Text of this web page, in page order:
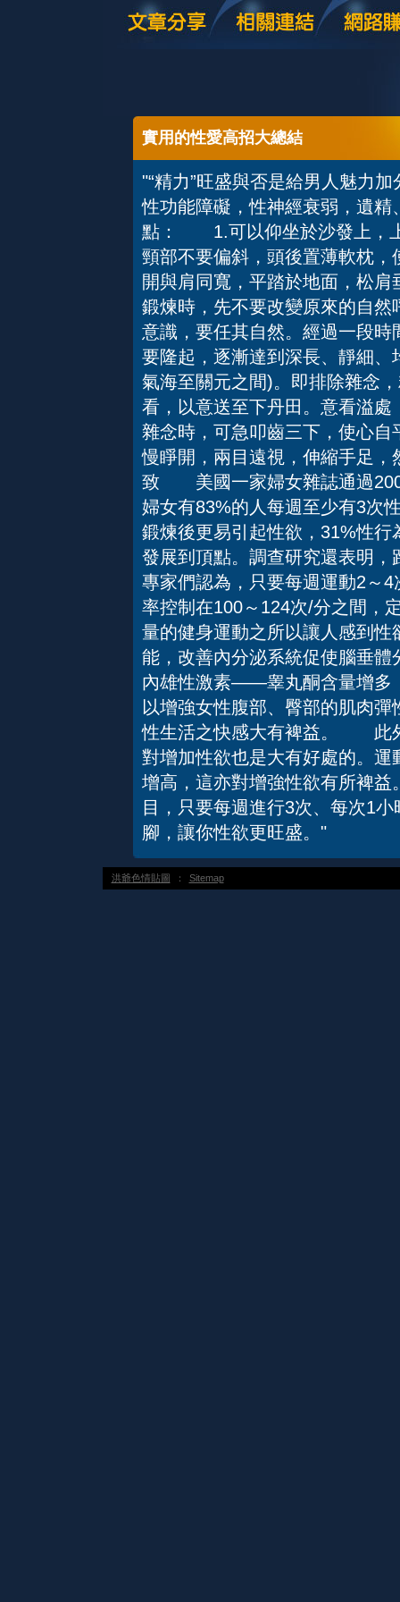
實用的性愛高招大總結
"“精力”旺盛與否是給男人魅力
性功能障礙，性神經衰弱，遺
點： 1.可以仰坐於沙發上，上
頸部不要偏斜，頭後置薄軟枕
開與肩同寬，平踏於地面，松
鍛煉時，先不要改變原來的自
意識，要任其自然。經過一段
要隆起，逐漸達到深長、靜細
氣海至關元之間)。即排除雜念
看，以意送至下丹田。意看溢
雜念時，可急叩齒三下，使心
慢睜開，兩目遠視，伸縮手足
致 美國一家婦女雜誌通過
婦女有83%的人每週至少有3次
鍛煉後更易引起性欲，31%性
發展到頂點。調查研究還表明
專家們認為，只要每週運動2～
率控制在100～124次/分之間
量的健身運動之所以讓人感到
能，改善內分泌系統促使腦垂
內雄性激素——睾丸酮含量增
以增強女性腹部、臀部的肌肉
性生活之快感大有裨益。 此
對增加性欲也是大有好處的。
增高，這亦對增強性欲有所裨
目，只要每週進行3次、每次1
腳，讓你性欲更旺盛。"
洪爺色情貼圖 ： Sitemap